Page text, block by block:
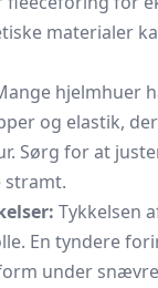
materialer
hjelmhuer
og elastik,
Sørg for at
stramt.
Tykkelsen
En tyndere
under